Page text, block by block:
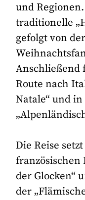
und
traditionelle
gefolgt von
Anschließend
Route nach
Natale“ und
Die Reise
französischen
der Glocken“
der